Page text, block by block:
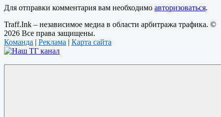
Для отправки комментария вам необходимо авторизоваться.
Traff.Ink – независимое медиа в области арбитража трафика. ©
2026 Все права защищены.
Команда | Реклама | Карта сайта